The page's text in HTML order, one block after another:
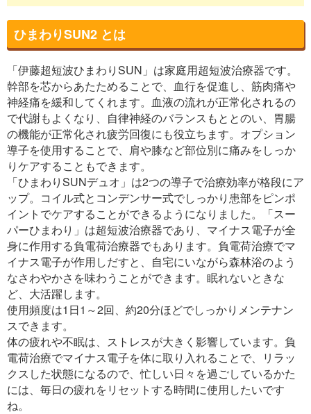
ひまわりSUN2 とは
「伊藤超短波ひまわりSUN」は家庭用超短波治療器です。
幹部を芯からあたためることで、血行を促進し、筋肉痛や
神経痛を緩和してくれます。血液の流れが正常化されるの
で代謝もよくなり、自律神経のバランスもととのい、胃腸
の機能が正常化され疲労回復にも役立ちます。オプション
導子を使用することで、肩や膝など部位別に痛みをしっか
りケアすることもできます。
「ひまわりSUNデュオ」は2つの導子で治療効率が格段にア
ップ。コイル式とコンデンサー式でしっかり患部をピンポ
イントでケアすることができるようになりました。「スー
パーひまわり」は超短波治療器であり、マイナス電子が全
身に作用する負電荷治療器でもあります。負電荷治療でマ
イナス電子が作用しだすと、自宅にいながら森林浴のよう
なさわやかさを味わうことができます。眠れないときな
ど、大活躍します。
使用頻度は1日1～2回、約20分ほどでしっかりメンテナン
スできます。
体の疲れや不眠は、ストレスが大きく影響しています。負
電荷治療でマイナス電子を体に取り入れることで、リラッ
クスした状態になるので、忙しい日々を過ごしているかた
には、毎日の疲れをリセットする時間に使用したいです
ね。